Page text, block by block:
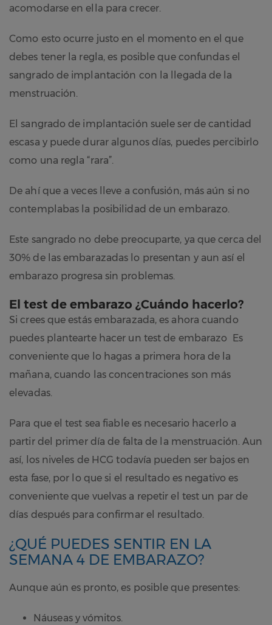
acomodarse en ella para crecer.
Como esto ocurre justo en el momento en el que
debes tener la regla, es posible que confundas el
sangrado de implantación con la llegada de la
menstruación.
El sangrado de implantación suele ser de cantidad
escasa y puede durar algunos días, puedes percibirlo
como una regla “rara”.
De ahí que a veces lleve a confusión, más aún si no
contemplabas la posibilidad de un embarazo.
Este sangrado no debe preocuparte, ya que cerca del
30% de las embarazadas lo presentan y aun así el
embarazo progresa sin problemas.
El test de embarazo ¿Cuándo hacerlo?
Si crees que estás embarazada, es ahora cuando
puedes plantearte hacer un test de embarazo Es
conveniente que lo hagas a primera hora de la
mañana, cuando las concentraciones son más
elevadas.
Para que el test sea fiable es necesario hacerlo a
partir del primer día de falta de la menstruación. Aun
así, los niveles de HCG todavía pueden ser bajos en
esta fase, por lo que si el resultado es negativo es
conveniente que vuelvas a repetir el test un par de
días después para confirmar el resultado.
¿QUÉ PUEDES SENTIR EN LA
SEMANA 4 DE EMBARAZO?
Aunque aún es pronto, es posible que presentes:
Náuseas y vómitos.